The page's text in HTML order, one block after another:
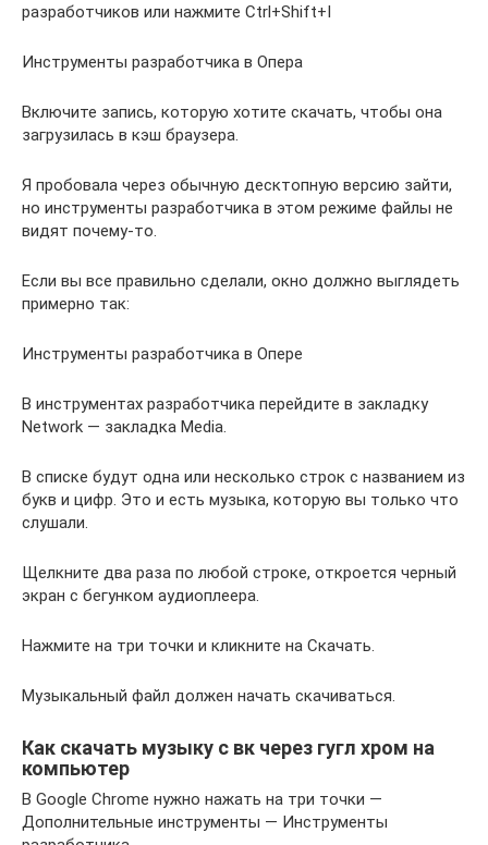
разработчиков или нажмите Ctrl+Shift+I
Инструменты разработчика в Опера
Включите запись, которую хотите скачать, чтобы она
загрузилась в кэш браузера.
Я пробовала через обычную десктопную версию зайти,
но инструменты разработчика в этом режиме файлы не
видят почему-то.
Если вы все правильно сделали, окно должно выглядеть
примерно так:
Инструменты разработчика в Опере
В инструментах разработчика перейдите в закладку
Network — закладка Media.
В списке будут одна или несколько строк с названием из
букв и цифр. Это и есть музыка, которую вы только что
слушали.
Щелкните два раза по любой строке, откроется черный
экран с бегунком аудиоплеера.
Нажмите на три точки и кликните на Скачать.
Музыкальный файл должен начать скачиваться.
Как скачать музыку с вк через гугл хром на
компьютер
В Google Chrome нужно нажать на три точки —
Дополнительные инструменты — Инструменты